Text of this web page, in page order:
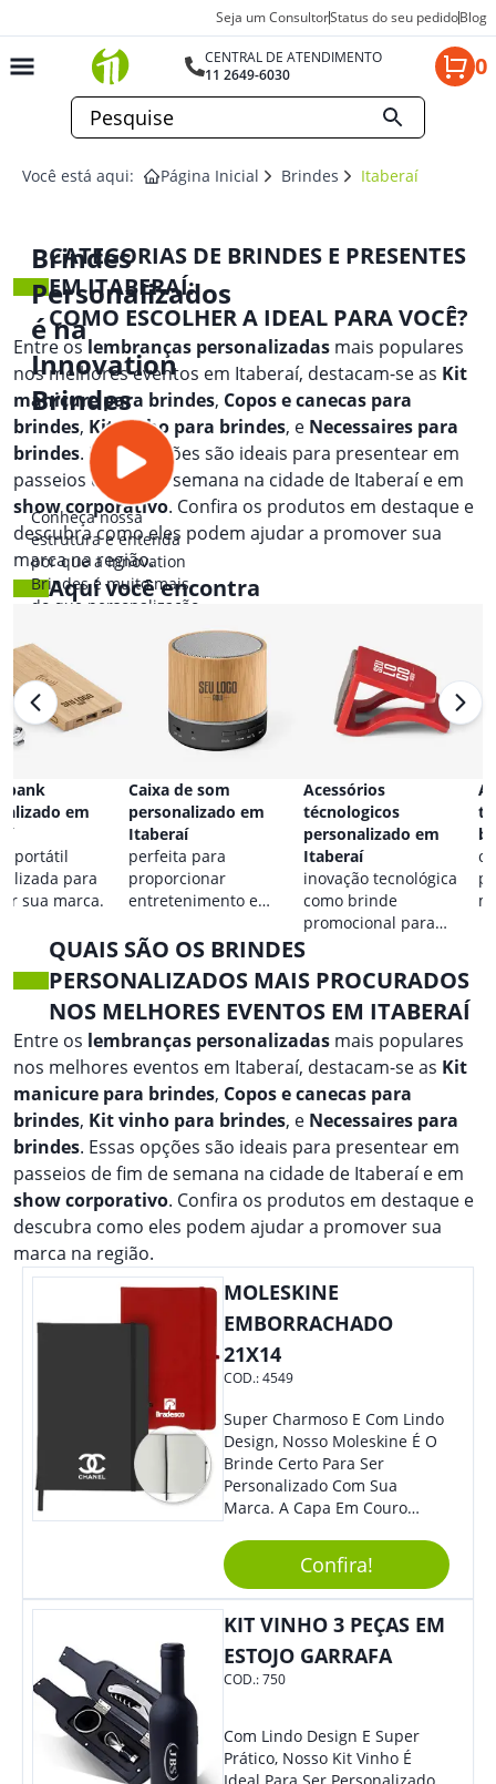
Seja um ConsultorStatus do seu pedidoBlog
CENTRAL DE ATENDIMENTO
11 2649-6030
0
Você está aqui: Página Inicial Brindes Itaberaí
Brindes
Personalizados
é na
Innovation
Brindes
Conheça nossa
estrutura e entenda
por que a Innovation
Brindes é muito mais
do que personalização.
CATEGORIAS DE BRINDES E PRESENTES
EM ITABERAÍ:
COMO ESCOLHER A IDEAL PARA VOCÊ?
Entre oslembranças personalizadas mais populares
nos melhores eventos em Itaberaí, destacam-se as Kit
manicure para brindes, Copos e canecas para
brindes, Kit vinho para brindes, e Necessaires para
brindes. Essas opções são ideais para presentear em
passeios de fim de semana na cidade de Itaberaí e em
show corporativo. Confira os produtos em destaque e
descubra como eles podem ajudar a promover sua
marca na região.
Aqui você encontra
bank
em
portátil
para
sua marca.
Caixa de som
personalizado em
Itaberaí
perfeita para
proporcionar
entretenimento e
qualquer ocasião.
Acessórios
técnologicos
personalizado em
Itaberaí
inovação tecnológica
como brinde
promocional para
eventos.
QUAIS SÃO OS BRINDES
PERSONALIZADOS MAIS PROCURADOS
NOS MELHORES EVENTOS EM ITABERAÍ
Entre os lembranças personalizadas mais populares
nos melhores eventos em Itaberaí, destacam-se as Kit
manicure para brindes, Copos e canecas para
brindes, Kit vinho para brindes, e Necessaires para
brindes. Essas opções são ideais para presentear em
passeios de fim de semana na cidade de Itaberaí e em
show corporativo. Confira os produtos em destaque e
descubra como eles podem ajudar a promover sua
marca na região.
MOLESKINE
EMBORRACHADO
21X14
COD.:4549
Super Charmoso E Com Lindo
Design, Nosso Moleskine É O
Brinde Certo Para Ser
Personalizado Com Sua
Marca. A Capa Em Couro
Elástico Permite Ter Maior
Segurança Ao Carregá-Lo.
Ofereça A Seus Clientes E
Colaboradores, Sem Dúvidas
Confira!
KIT VINHO 3 PEÇAS EM
ESTOJO GARRAFA
COD.:750
Com Lindo Design E Super
Prático, Nosso Kit Vinho É